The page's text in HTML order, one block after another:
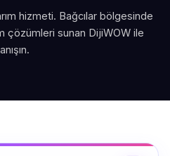
hizmeti. Bağcılar bölgesinde
çözümleri sunan DijiWOW ile